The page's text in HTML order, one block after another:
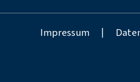
Impressum |